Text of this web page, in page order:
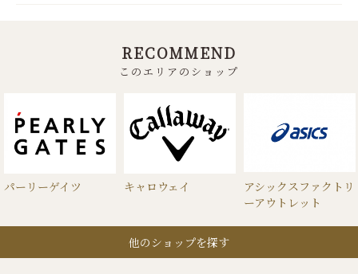
RECOMMEND
このエリアのショップ
パーリーゲイツ キャロウェイ
アシックスファクトリ
ーアウトレット
他のショップを探す